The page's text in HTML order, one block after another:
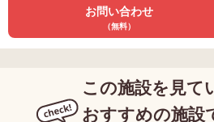
お問い合わせ
（無料）
この施設を見て
おすすめの施設